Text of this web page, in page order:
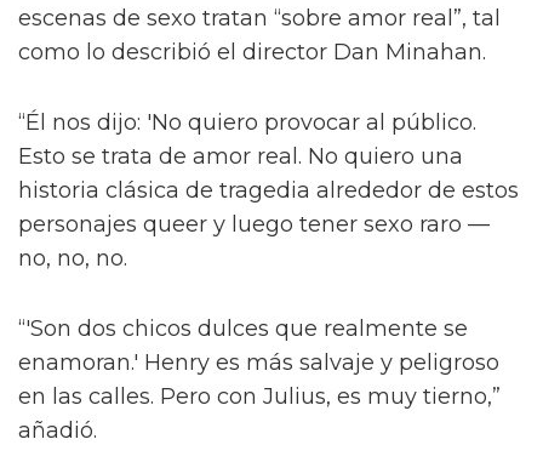
escenas de sexo tratan “sobre amor real”, tal
como lo describió el director Dan Minahan.
“Él nos dijo: 'No quiero provocar al público.
Esto se trata de amor real. No quiero una
historia clásica de tragedia alrededor de estos
personajes queer y luego tener sexo raro —
no, no, no.
“'Son dos chicos dulces que realmente se
enamoran.' Henry es más salvaje y peligroso
en las calles. Pero con Julius, es muy tierno,”
añadió.